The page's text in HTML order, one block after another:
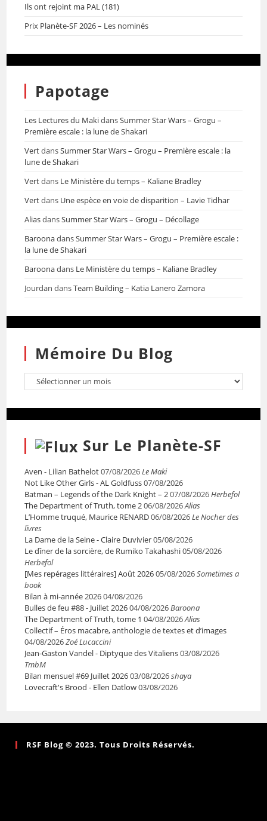
Ils ont rejoint ma PAL (181)
Prix Planète-SF 2026 – Les nominés
Papotage
Les Lectures du MakidansSummer Star Wars – Grogu –
Première escale : la lune de Shakari
VertdansSummer Star Wars – Grogu – Première escale : la
lune de Shakari
Vertdans Le Ministère du temps – Kaliane Bradley
Vertdans Une espèce en voie de disparition – Lavie Tidhar
AliasdansSummer Star Wars – Grogu – Décollage
BaroonadansSummer Star Wars – Grogu – Première escale :
la lune de Shakari
Baroonadans Le Ministère du temps – Kaliane Bradley
Jourdan dansTeam Building – Katia Lanero Zamora
Mémoire Du Blog
Sur Le Planète-SF
Aven - Lilian Bathelot07/08/2026Le Maki
Not Like Other Girls - AL Goldfuss07/08/2026
Batman – Legends of the Dark Knight – 207/08/2026Herbefol
The Department of Truth, tome 206/08/2026Alias
L’Homme truqué, Maurice RENARD06/08/2026Le Nocher des
livres
La Dame de la Seine - Claire Duvivier05/08/2026
Le dîner de la sorcière, de Rumiko Takahashi05/08/2026
Herbefol
[Mes repérages littéraires] Août 202605/08/2026Sometimes a
book
Bilan à mi-année 202604/08/2026
Bulles de feu #88 - Juillet 202604/08/2026Baroona
The Department of Truth, tome 1 04/08/2026Alias
Collectif – Éros macabre, anthologie de textes et d’images
04/08/2026Zoé Lucaccini
Jean-Gaston Vandel - Diptyque des Vitaliens03/08/2026
TmbM
Bilan mensuel #69 Juillet 202603/08/2026shaya
Lovecraft's Brood - Ellen Datlow03/08/2026
RSF Blog © 2023. Tous Droits Réservés.